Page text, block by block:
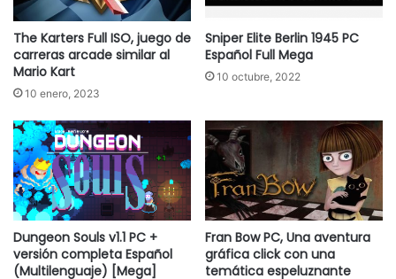
The Karters Full ISO, juego de
carreras arcade similar al
Mario Kart
10 enero, 2023
Sniper Elite Berlin 1945 PC
Español Full Mega
10 octubre, 2022
Dungeon Souls v1.1 PC +
versión completa Español
(Multilenguaje) [Mega]
Fran Bow PC, Una aventura
gráfica click con una
temática espeluznante